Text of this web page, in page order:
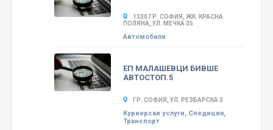
1330 ГР. СОФИЯ, ЖК. КРАСНА
ПОЛЯНА, УЛ. МЕЧКА 35
Автомобили
ЕП МАЛАШЕВЦИ БИВШЕ
АВТОСТОП.5
ГР. СОФИЯ, УЛ. РЕЗБАРСКА 3
Куриерски услуги, Спедиция,
Транспорт